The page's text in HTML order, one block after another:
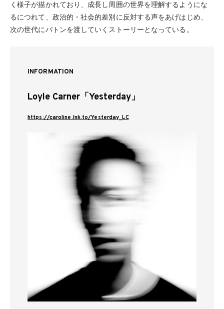
く様子が描かれており、成長し周囲の世界を理解するようにな
るにつれて、政治的・社会的差別に反対する声をあげはじめ、
次の世代にバトンを渡していくストーリーとなっている。
INFORMATION
Loyle Carner「Yesterday」
https://caroline.lnk.to/Yesterday_LC